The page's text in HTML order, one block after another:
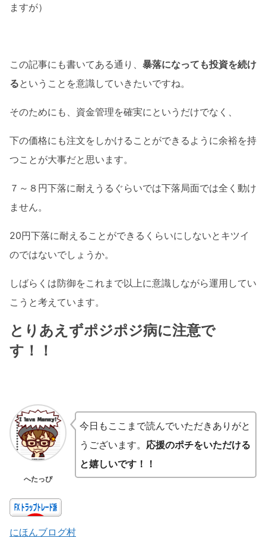
ますが）
この記事にも書いてある通り、 暴落になっても投資を続け
るということを意識していきたいですね。
そのためにも、資金管理を確実にというだけでなく、
下の価格にも注文をしかけることができるように余裕を持
つことが大事だと思います。
７～８円下落に耐えうるぐらいでは下落局面では全く動け
ません。
20円下落に耐えることができるくらいにしないとキツイ
のではないでしょうか。
しばらくは防御をこれまで以上に意識しながら運用してい
こうと考えています。
とりあえずポジポジ病に注意で
す！！
へたっぴ
今日もここまで読んでいただきありがと
うございます。 応援のポチをいただける
と嬉しいです！！
にほんブログ村